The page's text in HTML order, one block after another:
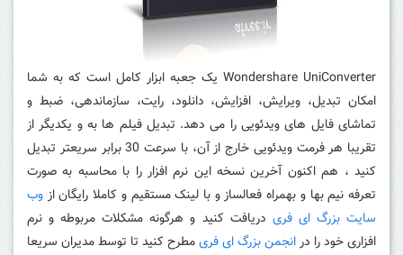
Wondershare UniConverter یک جعبه ابزار کامل است که به شما
امکان تبدیل، ویرایش، افزایش، دانلود، رایت، سازماندهی، ضبط و
تماشای فایل های ویدئویی را می دهد. تبدیل فیلم ها به و یکدیگر از
تقریبا هر فرمت ویدئویی خارج از آن، با سرعت 30 برابر سریعتر تبدیل
کنید ، هم اکنون آخرین نسخه این نرم افزار را با محاسبه به صورت
تعرفه نیم بها و بهمراه فعالساز و با لینک مستقیم و کاملا رایگان از وب
سایت بزرگ ای فری دریافت کنید و هرگونه مشکلات مربوطه و نرم
افزاری خود را درانجمن بزرگ ای فریمطرح کنید تا توسط مدیران سریعا